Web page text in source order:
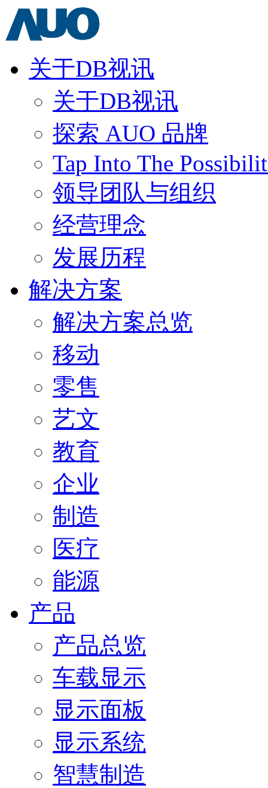
关于DB视讯
关于DB视讯
探索 AUO 品牌
Tap Into The
领导团队与组织
经营理念
发展历程
解决方案
解决方案总览
移动
零售
艺文
教育
企业
制造
医疗
能源
产品
产品总览
车载显示
显示面板
显示系统
智慧制造